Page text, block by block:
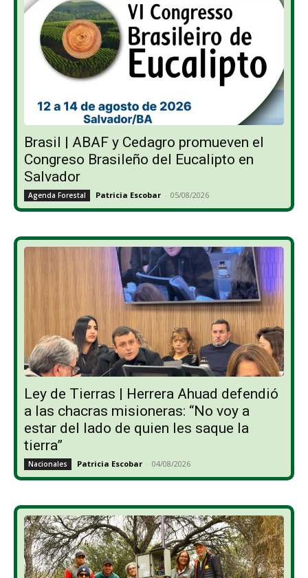
Brasil | ABAF y Cedagro promueven el
Congreso Brasileño del Eucalipto en
Salvador
Agenda Forestal Patricia Escobar - 05/08/2026
Ley de Tierras | Herrera Ahuad defendió
a las chacras misioneras: “No voy a
estar del lado de quien les saque la
tierra”
Nacionales Patricia Escobar - 04/08/2026